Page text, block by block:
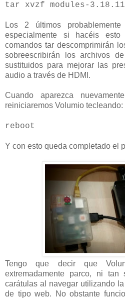
tar xvzf modules-
Los 2 últimos
especialmente si hacéis
comandos tar descomprimirán
sobreescribirán los archivos
sustituidos para mejorar las
audio a través de HDMI.
Cuando aparezca
reiniciaremos Volumio tecleando:
reboot
Y con esto queda completado el
Tengo que decir que
extremadamente parco, ni
carátulas al navegar utilizando
de tipo web. No obstante